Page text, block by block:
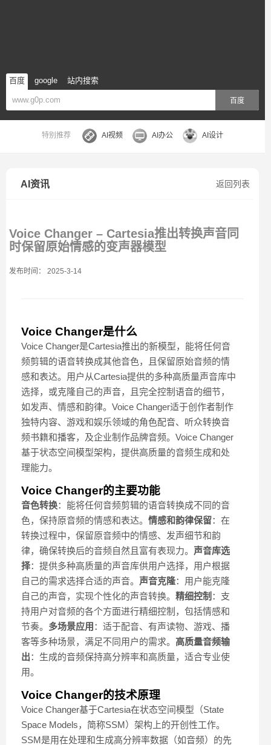
百度 google 站内搜索
百度
特别推荐 AI视频 AI办公 AI设计
返回列表
AI资讯
Voice Changer – Cartesia推出转换声音同
时保留原始情感的变声器模型
发布时间： 2025-3-14
Voice Changer是什么
Voice Changer是Cartesia推出的新模型，能将任何音
频剪辑的语音转换成其他音色，且保留原始音频的情
感和表达。用户从Cartesia提供的多种高质量声音库中
选择，或克隆自己的声音，且完全控制语音的细节，
如发声、情感和韵律。Voice Changer适于创作者制作
独特内容、游戏和娱乐领域的角色配音、听众转换音
频书籍和播客，及企业制作品牌音频。Voice Changer
基于状态空间模型架构，提供高质量的音频生成和处
理能力。
Voice Changer的主要功能
音色转换：能将任何音频剪辑的语音转换成不同的音
色，保持原音频的情感和表达。 情感和韵律保留：在
转换过程中，保留原音频中的情感、发声细节和韵
律，确保转换后的音频自然且富有表现力。 声音库选
择：提供多种高质量的声音库供用户选择，用户根据
自己的需求选择合适的声音。 声音克隆：用户能克隆
自己的声音，实现个性化的声音转换。 精细控制 ：支
持用户对音频的各个方面进行精细控制，包括情感和
节奏。 多场景应用 ：适于配音、有声读物、游戏、播
客等多种场景，满足不同用户的需求。 高质量音频输
出：生成的音频保持高分辨率和高质量，适合专业使
用。
Voice Changer的技术原理
Voice Changer基于Cartesia在状态空间模型（State
Space Models，简称SSM）架构上的开创性工作。
SSM是用在处理和生成高分辨率数据（如音频）的先